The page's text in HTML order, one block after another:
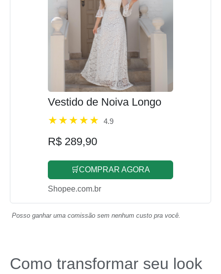
Vestido de Noiva Longo
4.9
R$ 289,90
🛒COMPRAR AGORA
Shopee.com.br
Posso ganhar uma comissão sem nenhum custo pra você.
Como transformar seu look